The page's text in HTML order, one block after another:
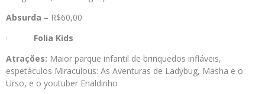
Absurda – R$60,00
· Folia Kids
Atrações: Maior parque infantil de brinquedos infláveis,
espetáculos Miraculous: As Aventuras de Ladybug, Masha e o
Urso, e o youtuber Enaldinho